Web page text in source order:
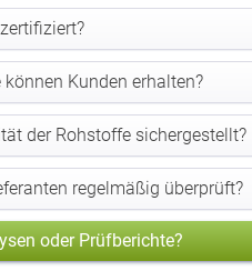
Kunden erhalten?
der Rohstoffe sichergestellt?
regelmäßig überprüft?
oder Prüfberichte?